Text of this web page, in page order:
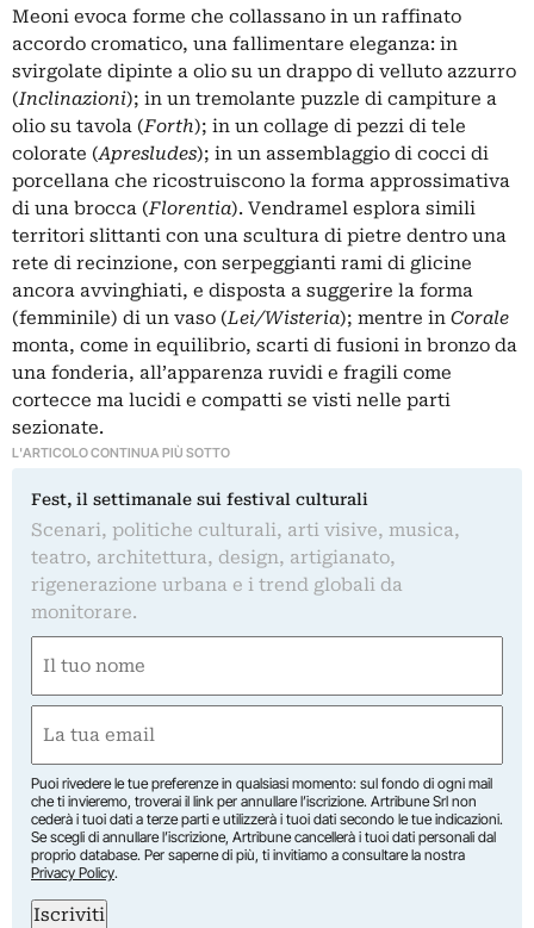
Meoni evoca forme che collassano in un raffinato
accordo cromatico, una fallimentare eleganza: in
svirgolate dipinte a olio su un drappo di velluto azzurro
(Inclinazioni); in un tremolante puzzle di campiture a
olio su tavola (Forth); in un collage di pezzi di tele
colorate (Apresludes); in un assemblaggio di cocci di
porcellana che ricostruiscono la forma approssimativa
di una brocca (Florentia). Vendramel esplora simili
territori slittanti con una scultura di pietre dentro una
rete di recinzione, con serpeggianti rami di glicine
ancora avvinghiati, e disposta a suggerire la forma
(femminile) di un vaso (Lei/Wisteria); mentre in Corale
monta, come in equilibrio, scarti di fusioni in bronzo da
una fonderia, all’apparenza ruvidi e fragili come
cortecce ma lucidi e compatti se visti nelle parti
sezionate.
L'ARTICOLO CONTINUA PIÙ SOTTO
Fest, il settimanale sui festival culturali
Scenari, politiche culturali, arti visive, musica,
teatro, architettura, design, artigianato,
rigenerazione urbana e i trend globali da
monitorare.
(Obbligatorio)
Nome
(Obbligatorio)
Puoi rivedere le tue preferenze in qualsiasi momento: sul fondo di ogni mail
che ti invieremo, troverai il link per annullare l’iscrizione. Artribune Srl non
cederà i tuoi dati a terze parti e utilizzerà i tuoi dati secondo le tue indicazioni.
Se scegli di annullare l’iscrizione, Artribune cancellerà i tuoi dati personali dal
proprio database. Per saperne di più, ti invitiamo a consultare la nostra
Privacy Policy.
Iscriviti